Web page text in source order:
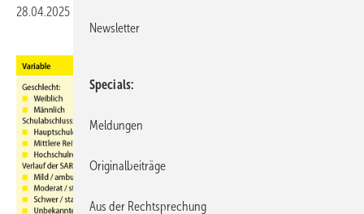
28.04.2025
Newsletter
Specials
Meldungen
Originalbeiträge
Aus der Rechtsprechung